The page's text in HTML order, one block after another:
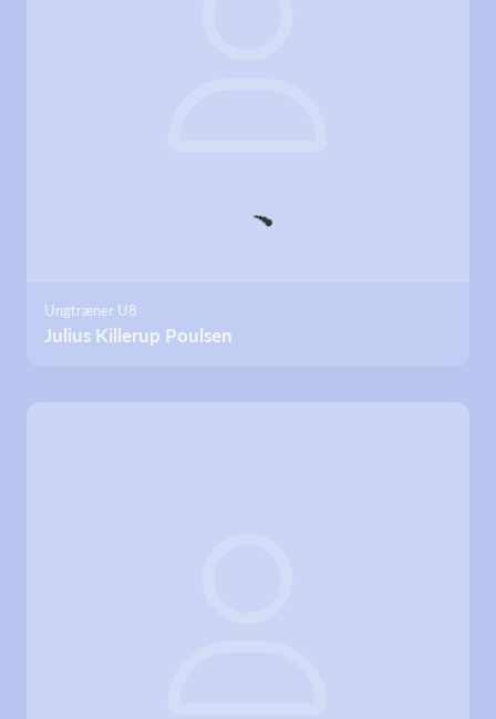
Ungtræner U8
Julius Killerup Poulsen